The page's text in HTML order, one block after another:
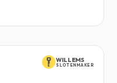
WILLEMS
SLOTENMAKER